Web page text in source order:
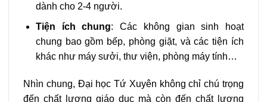
dành cho 2-4 người.
Tiện ích chung: Các không gian sinh hoạt
chung bao gồm bếp, phòng giặt, và các tiện ích
khác như máy sưởi, thư viện, phòng máy tính…
Nhìn chung, Đại học Tứ Xuyên không chỉ chú trọng
đến chất lượng giáo dục mà còn đến chất lượng